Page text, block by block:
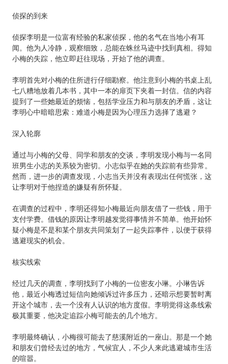
侦探的到来
侦探李明是一位富有经验的私家侦探，他的名气在当地小有耳
闻。他为人冷静，观察细致，总能在蛛丝马迹中找到真相。得知
小梅的失踪，他立即赶往现场，开始了他的调查。
李明首先对小梅的住所进行仔细勘察。他注意到小梅的书桌上乱
七八糟地放着几本书，其中一本的扉页下夹着一封信。信的内容
提到了一些她最近的烦恼，包括学业压力和与朋友的矛盾，这让
李明心中暗暗思索：难道小梅是因为心理压力选择了逃避？
深入轮廓
通过与小梅的父母、同学和朋友的交谈，李明发现小梅与一名同
班男生小志的关系较为密切。小志似乎在她的失踪前有些异常。
然而，进一步的调查发现，小志当天并没有表现出任何慌张，这
让李明对于他捏造的嫌疑有所怀疑。
在调查的过程中，李明还得知小梅最近向朋友借了一些钱，用于
支付学费。借钱的原因让李明越发觉得事情并不简单。他开始怀
疑小梅是不是和某个朋友共同策划了一起失踪事件，以便于获得
逃避现实的机会。
核实线索
经过几天的调查，李明找到了小梅的一位密友小琳。小琳告诉
他，最近小梅透过短信向她倾诉过许多压力，还暗示想要暂时离
开这个城市，去一个没有人认识的地方度假。李明觉得这条线索
极其重要，他决定追踪小梅可能去的几个地方。
李明最终确认，小梅很可能去了慈溪附近的一座山。那是一个她
和朋友们曾经去过的地方，气候宜人，不少人来此逃避城市生活
的喧嚣。